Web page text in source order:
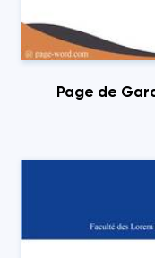
Page de